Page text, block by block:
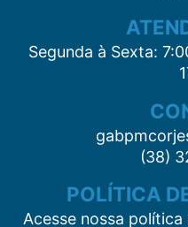
Segunda à Sexta:
(38)
POLÍTICA
Acesse nossa